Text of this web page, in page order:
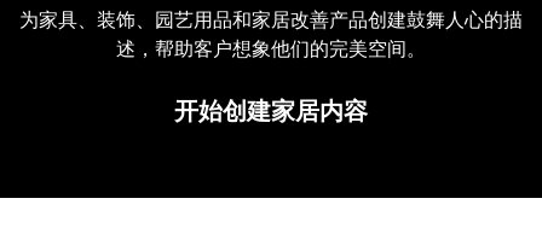
为家具、装饰、园艺用品和家居改善产品创建鼓舞人心的描
述，帮助客户想象他们的完美空间。
开始创建家居内容